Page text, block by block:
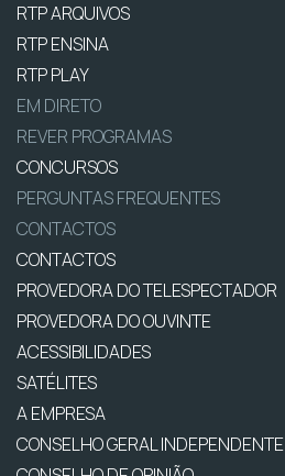
RTP ARQUIVOS
RTP ENSINA
RTP PLAY
EM DIRETO
REVER PROGRAMAS
CONCURSOS
PERGUNTAS FREQUENTES
CONTACTOS
CONTACTOS
PROVEDORA DO TELESPECTADOR
PROVEDORA DO OUVINTE
ACESSIBILIDADES
SATÉLITES
A EMPRESA
CONSELHO GERAL INDEPENDENTE